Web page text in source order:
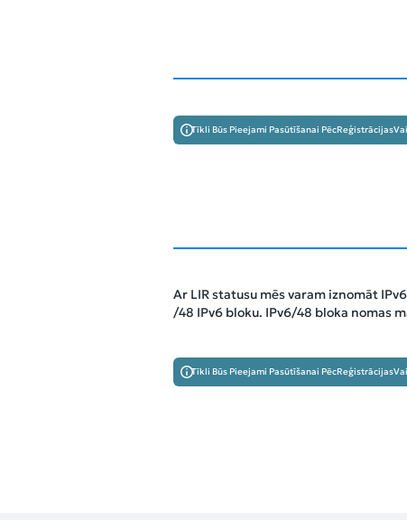
Tīkli Būs Pieejami Pasūtīšanai PēcReģistrācijasVai
Ar LIR statusu mēs varam iznomāt
/48 IPv6 bloku. IPv6/48 bloka nomas
Tīkli Būs Pieejami Pasūtīšanai PēcReģistrācijasVai